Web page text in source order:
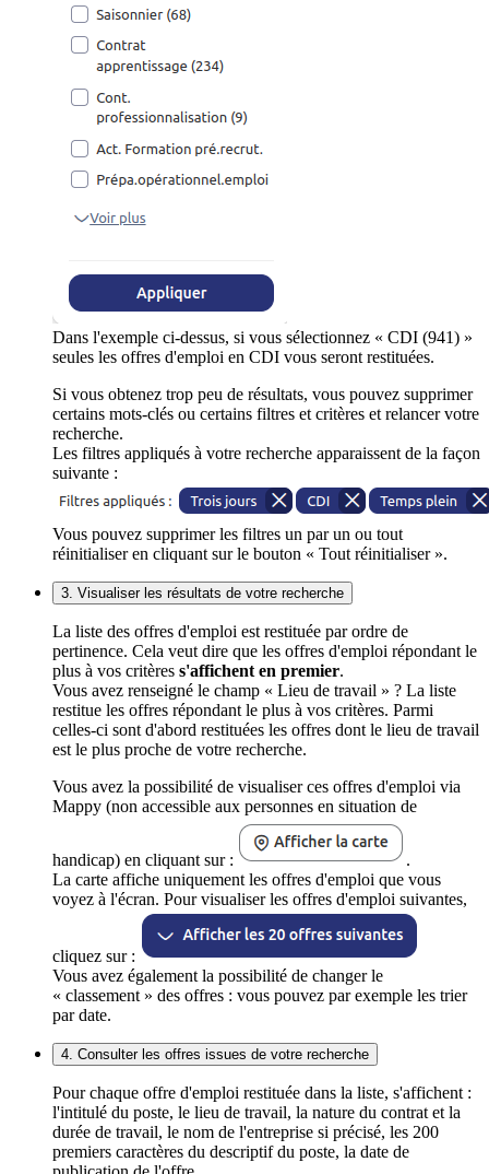
Dans l'exemple ci-dessus, si vous sélectionnez « CDI (941) »
seules les offres d'emploi en CDI vous seront restituées.
Si vous obtenez trop peu de résultats, vous pouvez supprimer
certains mots-clés ou certains filtres et critères et relancer votre
recherche.
Les filtres appliqués à votre recherche apparaissent de la façon
suivante :
Vous pouvez supprimer les filtres un par un ou tout
réinitialiser en cliquant sur le bouton « Tout réinitialiser ».
3. Visualiser les résultats de votre recherche
La liste des offres d'emploi est restituée par ordre de
pertinence. Cela veut dire que les offres d'emploi répondant le
plus à vos critères s'affichent en premier.
Vous avez renseigné le champ « Lieu de travail » ? La liste
restitue les offres répondant le plus à vos critères. Parmi
celles-ci sont d'abord restituées les offres dont le lieu de travail
est le plus proche de votre recherche.
Vous avez la possibilité de visualiser ces offres d'emploi via
Mappy (non accessible aux personnes en situation de
handicap) en cliquant sur :
.
La carte affiche uniquement les offres d'emploi que vous
voyez à l'écran. Pour visualiser les offres d'emploi suivantes,
cliquez sur :
Vous avez également la possibilité de changer le
« classement » des offres : vous pouvez par exemple les trier
par date.
4. Consulter les offres issues de votre recherche
Pour chaque offre d'emploi restituée dans la liste, s'affichent :
l'intitulé du poste, le lieu de travail, la nature du contrat et la
durée de travail, le nom de l'entreprise si précisé, les 200
premiers caractères du descriptif du poste, la date de